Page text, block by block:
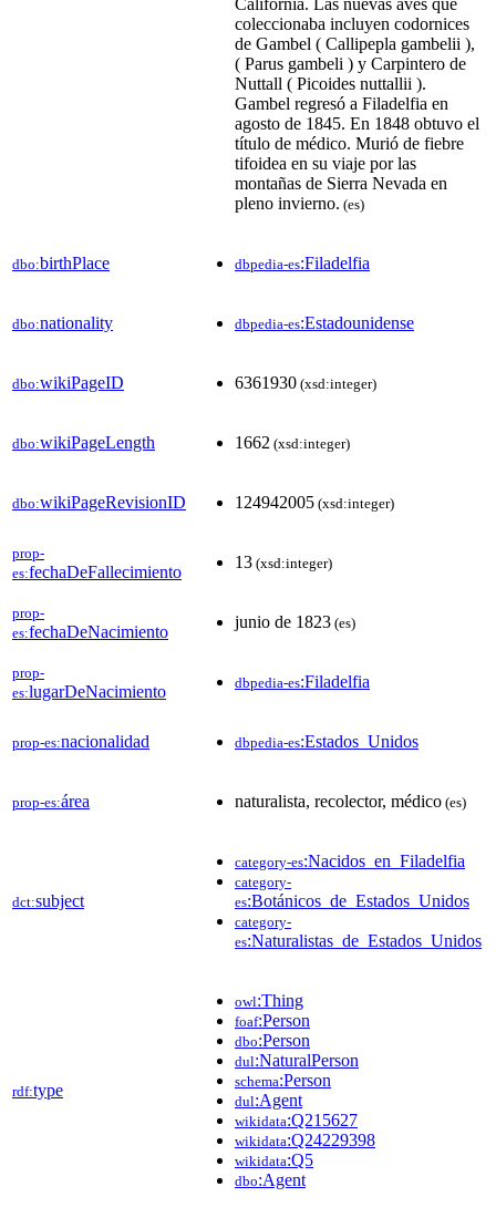
coleccionaba incluyen codornices
de Gambel ( Callipepla gambelii ),
( Parus gambeli ) y Carpintero de
Nuttall ( Picoides nuttallii ).
Gambel regresó a Filadelfia en
agosto de 1845. En 1848 obtuvo el
título de médico. Murió de fiebre
tifoidea en su viaje por las
montañas de Sierra Nevada en
pleno invierno. (es)
dbo:birthPlace dbpedia-es:Filadelfia
dbo:nationality dbpedia-es:Estadounidense
dbo:wikiPageID 6361930 (xsd:integer)
dbo:wikiPageLength 1662 (xsd:integer)
dbo:wikiPageRevisionID 124942005 (xsd:integer)
prop-
es:fechaDeFallecimiento
13 (xsd:integer)
prop-
es:fechaDeNacimiento
junio de 1823 (es)
prop-
es:lugarDeNacimiento dbpedia-es:Filadelfia
prop-es:nacionalidad dbpedia-es:Estados_Unidos
prop-es:área naturalista, recolector, médico (es)
dct:subject
category-es:Nacidos_en_Filadelfia
category-
es:Botánicos_de_Estados_Unidos
category-
es:Naturalistas_de_Estados_Unidos
rdf:type
owl:Thing
foaf:Person
dbo:Person
dul:NaturalPerson
schema:Person
dul:Agent
wikidata:Q215627
wikidata:Q24229398
wikidata:Q5
dbo:Agent